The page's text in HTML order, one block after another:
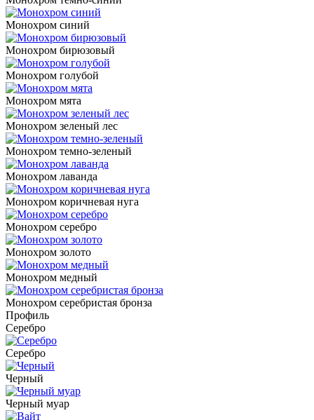
Монохром синий
Монохром бирюзовый
Монохром голубой
Монохром мята
Монохром зеленый лес
Монохром темно-зеленый
Монохром лаванда
Монохром коричневая нуга
Монохром серебро
Монохром золото
Монохром медный
Монохром серебристая бронза
Профиль
Серебро
Серебро
Черный
Черный муар